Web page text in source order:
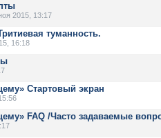
2015, 13:17
туманность.
16:18
Стартовый экран
FAQ /Часто задаваемые